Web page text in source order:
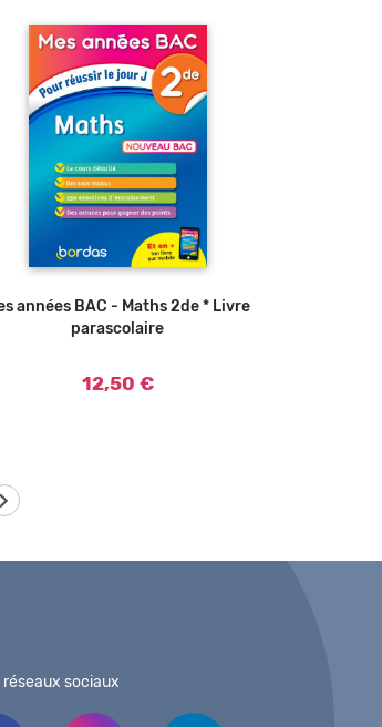
Ajouter au panier
années BAC - Maths 2de * Livre
parascolaire
12,50 €
sociaux